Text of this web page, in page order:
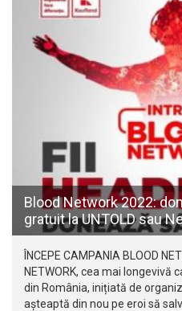
Blood Network 2022:
gratuit la UNTOLD sau
ÎNCEPE CAMPANIA BLOOD
NETWORK, cea mai longevivă
din România, inițiată de
așteaptă din nou pe eroi să